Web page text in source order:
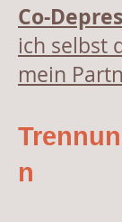
Co-
ich selbst
mein
n